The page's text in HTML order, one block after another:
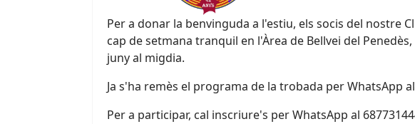
Per a donar la benvinguda a l'estiu, els socis del nostre
cap de setmana tranquil en l'Àrea de Bellvei del
juny al migdia.
Ja s'ha remès el programa de la trobada per WhatsApp
Per a participar, cal inscriure's per WhatsApp al